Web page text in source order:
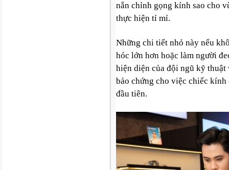
nắn chỉnh gọng kính sao cho
thực hiện tỉ mỉ.
Những chi tiết nhỏ này nếu
hóc lớn hơn hoặc làm người
hiện diện của đội ngũ kỹ
bảo chứng cho việc chiếc
đầu tiên.